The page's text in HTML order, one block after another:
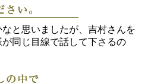
と思いましたが、吉村さんを
同じ目線で話して下さるの